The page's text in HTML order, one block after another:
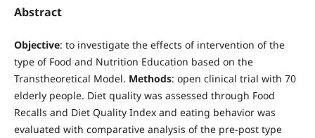
Abstract
Objective: to investigate the effects of intervention of the
type of Food and Nutrition Education based on the
Transtheoretical Model. Methods: open clinical trial with 70
elderly people. Diet quality was assessed through Food
Recalls and Diet Quality Index and eating behavior was
evaluated with comparative analysis of the pre-post type